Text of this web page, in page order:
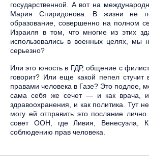
государственной. А вот на
Мария Спиридонова. В жизни не
образование, совершенно на полном
Израиля в том, что многие из этих
использовались в военных целях, мы
серьезно?
Или это юность в ГДР, общение с
говорит? Или еще какой пепел
правами человека в Газе? Это подлое,
сама себя же сечет — и как врача, и
здравоохранения, и как политика. Тут
могу ей отправить это послание
совет ООН, где Ливия, Венесуэла,
соблюдению прав человека.